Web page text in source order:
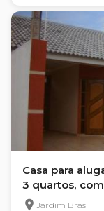
Casa para
3 quartos,
Jardim Brasil